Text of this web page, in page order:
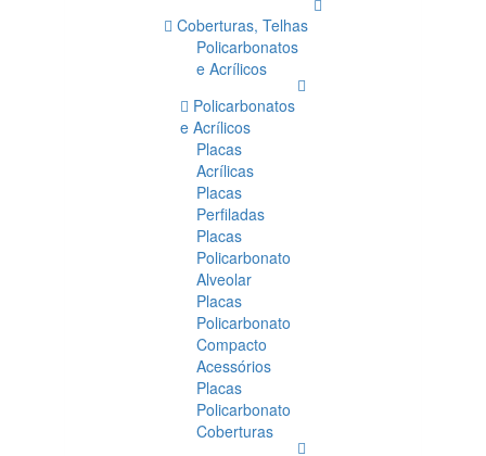
Coberturas, Telhas
Policarbonatos
e Acrílicos
Policarbonatos
e Acrílicos
Placas
Acrílicas
Placas
Perfiladas
Placas
Policarbonato
Alveolar
Placas
Policarbonato
Compacto
Acessórios
Placas
Policarbonato
Coberturas